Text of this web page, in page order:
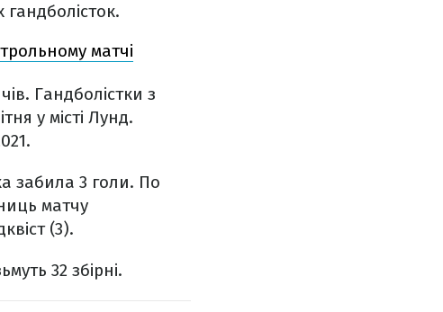
матчі
Гандболістки з
у місті Лунд.
забила 3 голи. По
матчу
(3).
32 збірні.